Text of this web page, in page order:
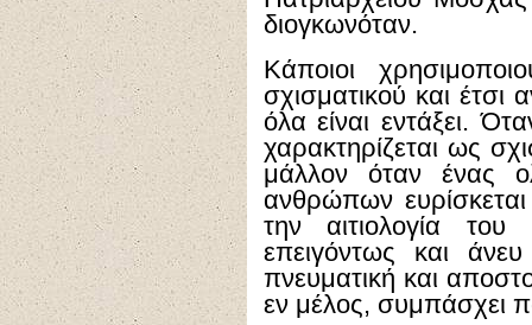
διογκωνόταν.
Κάποιοι
σχισματικού και έτσι
όλα είναι εντάξει.
χαρακτηρίζεται ως
μάλλον όταν ένας
ανθρώπων
την αιτιολογία
επειγόντως και
πνευματική και
εν μέλος, συμπάσχει